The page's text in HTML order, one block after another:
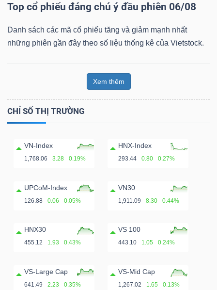
Top cổ phiếu đáng chú ý đầu phiên 06/08
Danh sách các mã cổ phiếu tăng và giảm mạnh nhất
những phiên gần đây theo số liệu thống kê của Vietstock.
Xem thêm
CHỈ SỐ THỊ TRƯỜNG
VN-Index
1,768.06 3.28 0.19%
HNX-Index
293.44 0.80 0.27%
UPCoM-Index
126.88 0.06 0.05%
VN30
1,911.09 8.30 0.44%
HNX30
455.12 1.93 0.43%
VS 100
443.10 1.05 0.24%
VS-Large Cap
641.49 2.23 0.35%
VS-Mid Cap
1,267.02 1.65 0.13%